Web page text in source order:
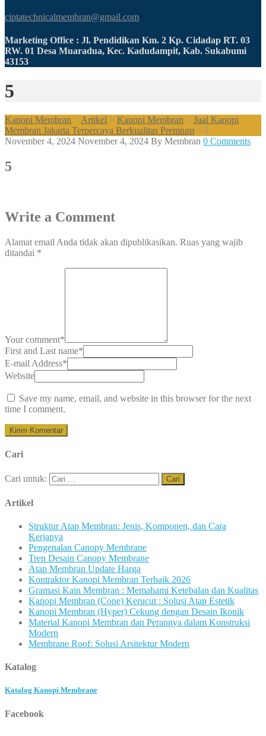
ciptatechnicalmembran@gmail.com
Marketing Office : Jl. Pendidikan Km. 2 Kp. Cidadap RT. 03
RW. 01 Desa Muaradua, Kec. Kadudampit, Kab. Sukabumi
43153
5
Kanopi Membran > Artikel > Kanopi Membran > Jual Kanopi
Membran Jakarta Terpercaya Berkualitas Premium > 5
November 4, 2024 November 4, 2024 By Membran 0 Comments
5
Write a Comment
Alamat email Anda tidak akan dipublikasikan. Ruas yang wajib
ditandai *
Your comment*
First and Last name*
E-mail Address*
Website
Save my name, email, and website in this browser for the next
time I comment.
Cari
Cari untuk:
Artikel
Struktur Atap Membran: Jenis, Komponen, dan Cara
Kerjanya
Pengenalan Canopy Membrane
Tren Desain Canopy Membrane
Atap Membran Update Harga
Kontraktor Kanopi Membran Terbaik 2026
Gramasi Kain Membran : Memahami Ketebalan dan Kualitas
Kanopi Membran (Cone) Kerucut : Solusi Atap Estetik
Kanopi Membran (Hyper) Cekung dengan Desain Ikonik
Material Kanopi Membran dan Perannya dalam Konstruksi
Modern
Membrane Roof: Solusi Arsitektur Modern
Katalog
Katalog Kanopi Membrane
Facebook